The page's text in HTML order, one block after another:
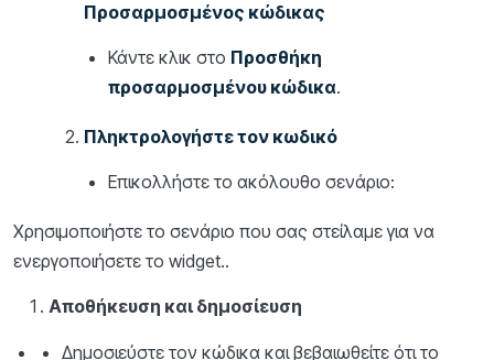
Προσαρμοσμένος κώδικας
Κάντε κλικ στο Προσθήκη
προσαρμοσμένου κώδικα.
Πληκτρολογήστε τον κωδικό
Επικολλήστε το ακόλουθο σενάριο:
Χρησιμοποιήστε το σενάριο που σας στείλαμε για να
ενεργοποιήσετε το widget..
Αποθήκευση και δημοσίευση
Δημοσιεύστε τον κώδικα και βεβαιωθείτε ότι το